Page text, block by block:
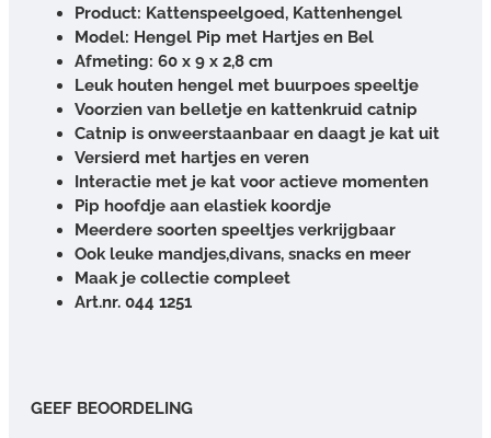
Product: Kattenspeelgoed, Kattenhengel
Model: Hengel Pip met Hartjes en Bel
Afmeting: 60 x 9 x 2,8 cm
Leuk houten hengel met buurpoes speeltje
Voorzien van belletje en kattenkruid catnip
Catnip is onweerstaanbaar en daagt je kat uit
Versierd met hartjes en veren
Interactie met je kat voor actieve momenten
Pip hoofdje aan elastiek koordje
Meerdere soorten speeltjes verkrijgbaar
Ook leuke mandjes,divans, snacks en meer
Maak je collectie compleet
Art.nr. 044 1251
GEEF BEOORDELING